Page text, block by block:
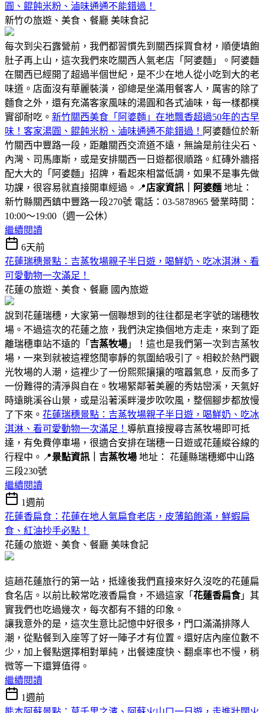
圓、餛飩米粉、滷味通通不能錯過！
新竹の旅遊、美食、餐廳 美味食記
每次到尖石露營前，我們都習慣先到關西採買食材，順便填飽
肚子再上山，這次我們來吃關西人氣老店「阿婆麵」。阿婆麵
在關西已經開了超過半個世紀，是不少在地人從小吃到大的老
味道。店面沒有華麗裝潢，卻總是坐滿用餐客人，厲害的除了
麵食之外，還有充滿客家風味的湯圓和各式滷味，每一樣都樸
實卻耐吃。 新竹關西美食「阿婆麵」在地飄香超過50年的古早
味！客家湯圓、餛飩米粉、滷味通通不能錯過！ 阿婆麵位於新
竹關西中豐路一段，距離關西交流道不遠，無論是前往尖石、
內灣、司馬庫斯，或是安排關西一日遊都很順路。紅磚外牆搭
配大大的「阿婆麵」招牌，看起來相當低調，如果不是事先做
功課，很容易就直接開車經過。📍店家資訊｜阿婆麵 地址：
新竹縣關西鎮中豐路一段270號 電話：03-5878965 營業時間：
10:00～19:00（週一公休）
繼續閱讀
6天前
花蓮瑞穗景點：吉蒸牧場親子半日遊，喝鮮奶、吃冰淇淋、看
可愛動物一次滿足！
花蓮の旅遊、美食、餐廳 國內旅遊
說到花蓮瑞穗，大家第一個聯想到的往往都是老字號的瑞穗牧
場。不過這次的花蓮之旅，我們決定換個地方走走，來到了距
離瑞穗車站不遠的「 吉蒸牧場 」！這也是我們第一次到吉蒸牧
場，一來到就被這裡悠閒寧靜的氛圍給吸引了。相較於熱門觀
光牧場的人潮，這裡少了一份熙熙攘攘的喧囂氣息，反而多了
一份難得的清淨與自在。牧場緊鄰著美麗的秀姑巒溪，天氣好
時遠眺溪谷山景，或是沿著溪畔漫步吹吹風，整個腳步都放慢
了下來。 花蓮瑞穗景點：吉蒸牧場親子半日遊，喝鮮奶、吃冰
淇淋、看可愛動物一次滿足！ 導航直接搜尋吉蒸牧場即可抵
達，有免費停車場，很適合安排在瑞穗一日遊或花蓮縱谷線的
行程中。📍景點資訊｜吉蒸牧場 地址： 花蓮縣瑞穗鄉中山路
三段230號
繼續閱讀
1週前
花蓮香扁食：花蓮在地人氣扁食老店，皮薄餡飽滿，鮮蝦扁
食、紅油抄手必點！
花蓮の旅遊、美食、餐廳 美味食記
這趟花蓮旅行的第一站，抵達後我們直接來好久沒吃的花蓮扁
食名店。以前比較常吃液香扁食，不過這家「 花蓮香扁食」其
實我們也吃過幾次，每次都有不錯的印象。
讓我意外的是，這次生意比記憶中好很多，門口滿滿排隊人
潮，從點餐到入座等了好一陣子才有位置。還好店內座位數不
少，加上餐點選擇相對單純，出餐速度快、翻桌率也不慢，稍
微等一下還算值得。
繼續閱讀
1週前